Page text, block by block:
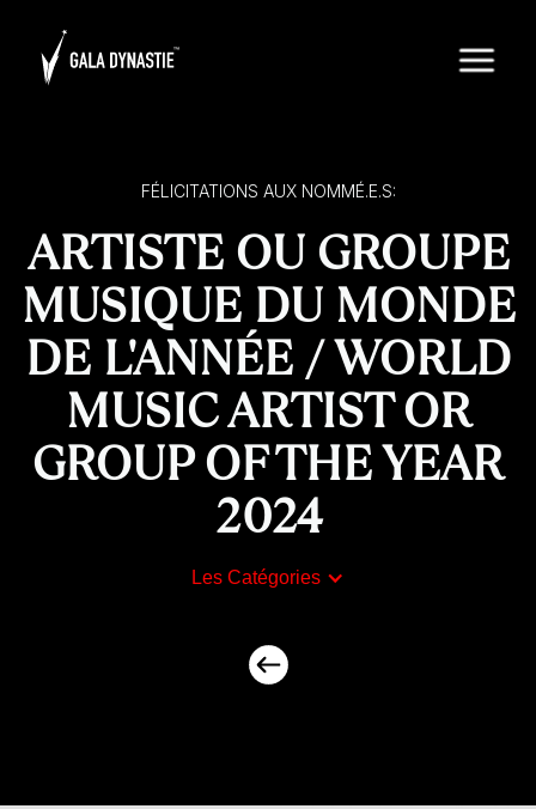
FÉLICITATIONS AUX NOMMÉ.E.S:
ARTISTE OU GROUPE
MUSIQUE DU MONDE
DE L'ANNÉE / WORLD
MUSIC ARTIST OR
GROUP OF THE YEAR
2024
Les Catégories